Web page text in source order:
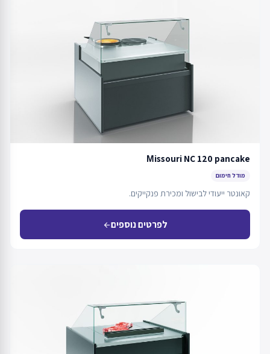
Мissouri NC 120 pancake
מודל חימום
קאונטר ייעודי לבישול ומכירת פנקייקים.
לפרטים נוספיםarrow_back